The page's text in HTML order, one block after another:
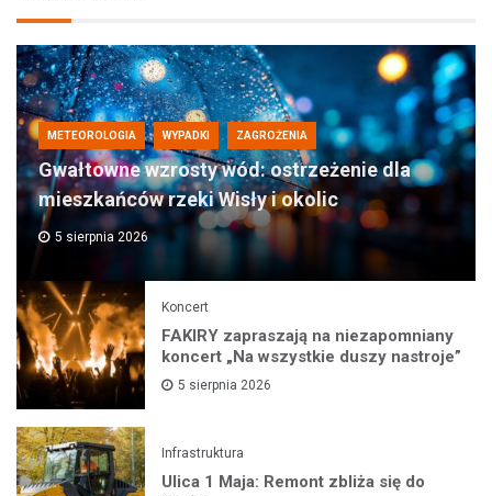
METEOROLOGIA WYPADKI ZAGROŻENIA
Gwałtowne wzrosty wód: ostrzeżenie dla
mieszkańców rzeki Wisły i okolic
5 sierpnia 2026
Koncert
FAKIRY zapraszają na niezapomniany
koncert „Na wszystkie duszy nastroje”
5 sierpnia 2026
Infrastruktura
Ulica 1 Maja: Remont zbliża się do